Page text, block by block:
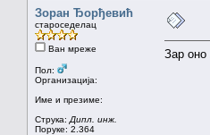
Зоран Ђорђевић
староседелац
Ван мреже
Пол:
Организација:
Име и презиме:
Струка: Дипл. инж.
Поруке: 2.364
Зар оно